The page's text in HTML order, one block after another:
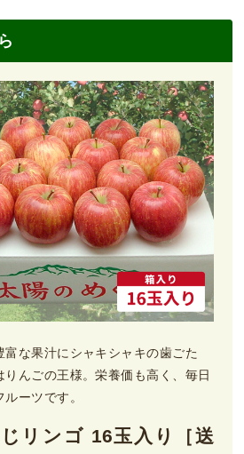
な果汁にシャキシャキの歯ごた
りんごの王様。栄養価も高く、毎日
ーツです。
リンゴ 16玉入り［送